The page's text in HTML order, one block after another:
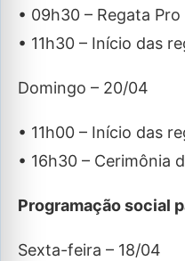
• 09h30 – Regata Pro
• 11h30 – Início das
Domingo – 20/04
• 11h00 – Início das
• 16h30 – Cerimônia
Programação social
Sexta-feira – 18/04